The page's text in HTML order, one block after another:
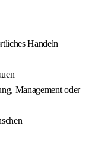
Handeln
Management oder